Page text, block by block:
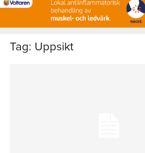
Tag: Uppsikt